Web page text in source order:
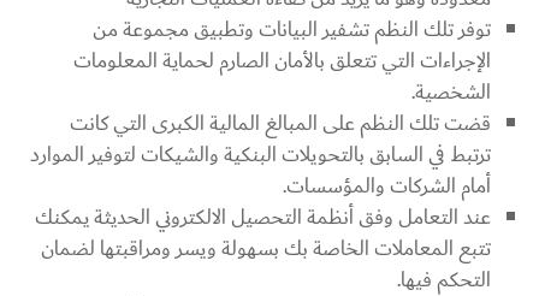
توفر تلك النظم تشفير البيانات وتطبيق مجموعة من
الإجراءات التي تتعلق بالأمان الصارم لحماية المعلومات
الشخصية.
قضت تلك النظم على المبالغ المالية الكبرى التي كانت
ترتبط في السابق بالتحويلات البنكية والشيكات لتوفير الموارد
أمام الشركات والمؤسسات.
عند التعامل وفق أنظمة التحصيل الالكتروني الحديثة يمكنك
تتبع المعاملات الخاصة بك بسهولة ويسر ومراقبتها لضمان
التحكم فيها.